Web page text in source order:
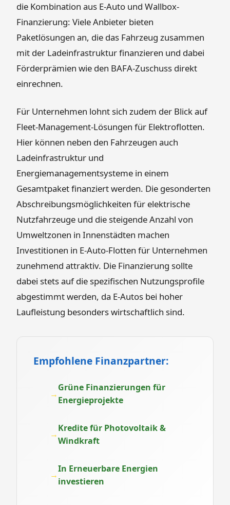
die Kombination aus E-Auto und Wallbox-
Finanzierung: Viele Anbieter bieten
Paketlösungen an, die das Fahrzeug zusammen
mit der Ladeinfrastruktur finanzieren und dabei
Förderprämien wie den BAFA-Zuschuss direkt
einrechnen.
Für Unternehmen lohnt sich zudem der Blick auf
Fleet-Management-Lösungen für Elektroflotten.
Hier können neben den Fahrzeugen auch
Ladeinfrastruktur und
Energiemanagementsysteme in einem
Gesamtpaket finanziert werden. Die gesonderten
Abschreibungsmöglichkeiten für elektrische
Nutzfahrzeuge und die steigende Anzahl von
Umweltzonen in Innenstädten machen
Investitionen in E-Auto-Flotten für Unternehmen
zunehmend attraktiv. Die Finanzierung sollte
dabei stets auf die spezifischen Nutzungsprofile
abgestimmt werden, da E-Autos bei hoher
Laufleistung besonders wirtschaftlich sind.
Empfohlene Finanzpartner:
Grüne Finanzierungen für
Energieprojekte
Kredite für Photovoltaik &
Windkraft
In Erneuerbare Energien
investieren